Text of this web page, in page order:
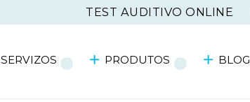
TEST AUDITIVO ONLINE
SERVIZOS PRODUTOS BLOG